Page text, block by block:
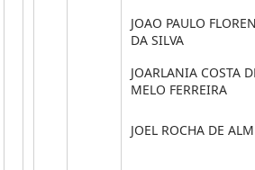
JOAO PAULO
DA SILVA
JOARLANIA COSTA
MELO FERREIRA
JOEL ROCHA DE